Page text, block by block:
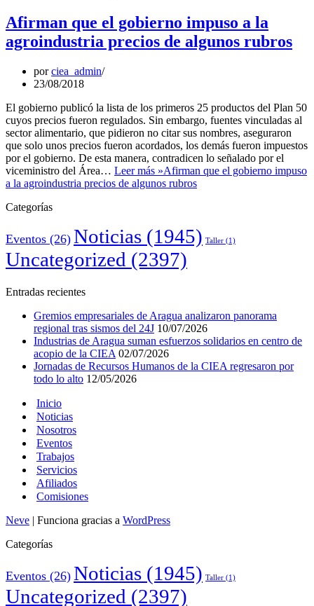
Afirman que el gobierno impuso a la
agroindustria precios de algunos rubros
porciea_admin
23/08/2018
El gobierno publicó la lista de los primeros 25 productos del Plan 50
cuyos precios fueron regulados. Sin embargo, fuentes vinculadas al
sector alimentario, que pidieron no citar sus nombres, aseguraron
que solo unos precios fueron acordados, los demás fueron impuestos
por el gobierno. De esta manera, contradicen lo señalado por el
viceministro del Área… Leer más »Afirman que el gobierno impuso
a la agroindustria precios de algunos rubros
Categorías
Eventos (26) Noticias (1945) Taller (1)
Uncategorized (2397)
Entradas recientes
Gremios empresariales de Aragua analizaron panorama
regional tras sismos del 24J 10/07/2026
Industrias de Aragua suman esfuerzos solidarios en centro de
acopio de la CIEA 02/07/2026
Jornadas de Recursos Humanos de la CIEA regresaron por
todo lo alto 12/05/2026
Inicio
Noticias
Nosotros
Eventos
Trabajos
Servicios
Afiliados
Comisiones
Neve | Funciona gracias a WordPress
Categorías
Eventos (26) Noticias (1945) Taller (1)
Uncategorized (2397)